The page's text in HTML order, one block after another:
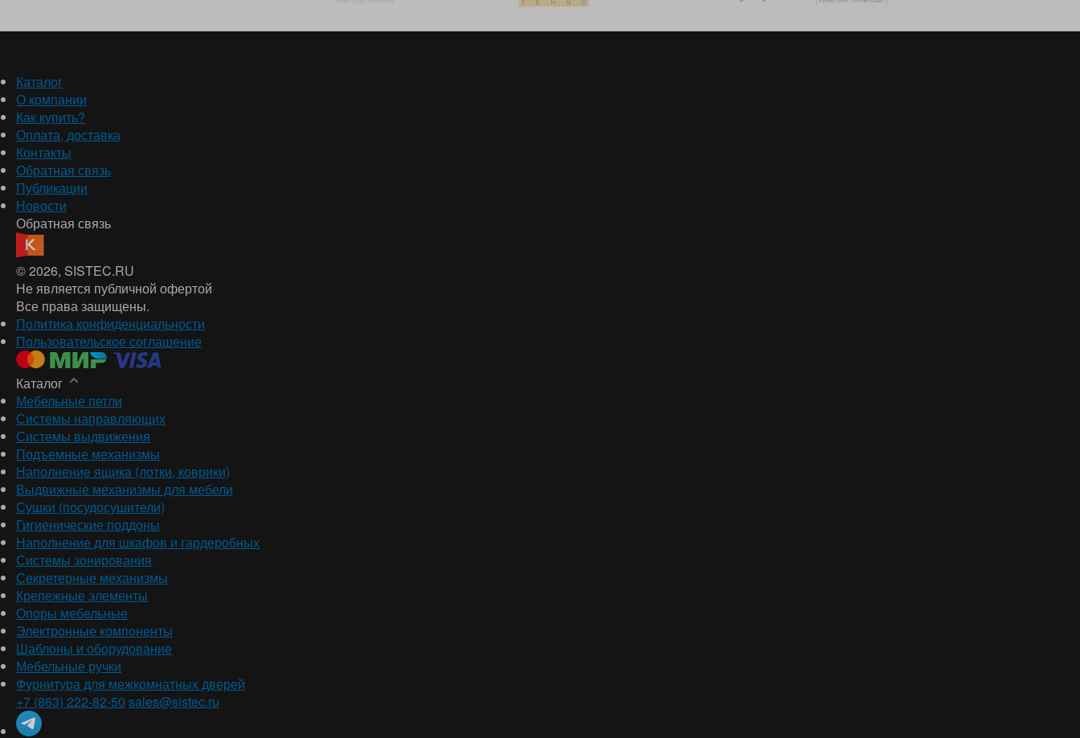
Каталог
О компании
Как купить?
Оплата, доставка
Контакты
Обратная связь
Публикации
Новости
Обратная связь
© 2026, SISTEC.RU
Не является публичной офертой
Все права защищены.
Политика конфиденциальности
Пользовательское соглашение
Каталог
Мебельные петли
Системы направляющих
Системы выдвижения
Подъемные механизмы
Наполнение ящика (лотки, коврики)
Выдвижные механизмы для мебели
Сушки (посудосушители)
Гигиенические поддоны
Наполнение для шкафов и гардеробных
Системы зонирования
Секретерные механизмы
Крепежные элементы
Опоры мебельные
Электронные компоненты
Шаблоны и оборудование
Мебельные ручки
Фурнитура для межкомнатных дверей
+7 (863) 222-82-50 sales@sistec.ru